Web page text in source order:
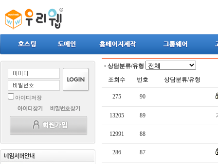
아이디저장
상담분류/유형
조회수
번호 상담분류/유형
275 90
13205 89
12991 88
286 87